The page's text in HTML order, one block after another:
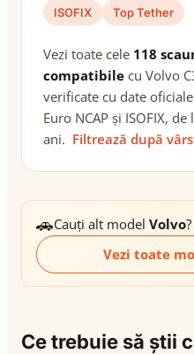
ISOFIX
Top Tether
Vezi toate cele 118
compatibile cu Volvo
verificate cu date
Euro NCAP și ISOFIX,
ani. Filtrează după
🚗Cauți alt model Volvo?
Vezi toate
Ce trebuie să știi